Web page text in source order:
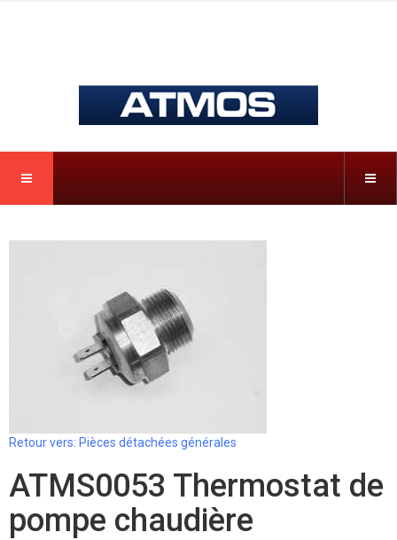
Retour vers: Pièces détachées générales
ATMS0053 Thermostat de
pompe chaudière